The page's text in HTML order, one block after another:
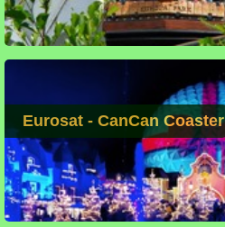
Eurosat - CanCan Coaster